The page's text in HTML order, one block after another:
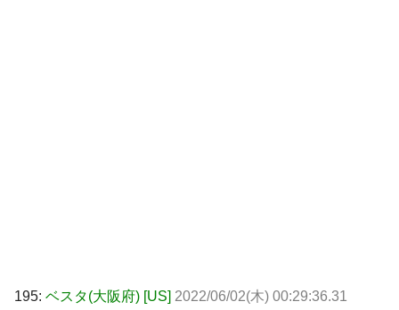
195: ベスタ(大阪府) [US] 2022/06/02(木) 00:29:36.31